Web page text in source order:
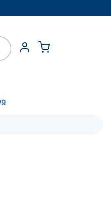
Account
Cart